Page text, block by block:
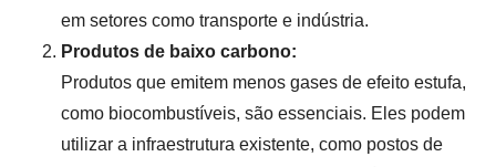
em setores como transporte e indústria.
Produtos de baixo carbono:
Produtos que emitem menos gases de efeito estufa,
como biocombustíveis, são essenciais. Eles podem
utilizar a infraestrutura existente, como postos de